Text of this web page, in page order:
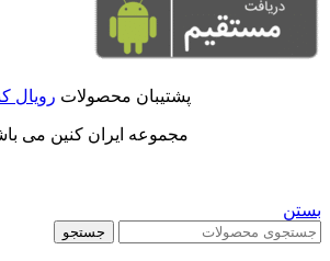
پشتیبان محصولات رویال
مجموعه ایران کنین می
بستن
جستجو